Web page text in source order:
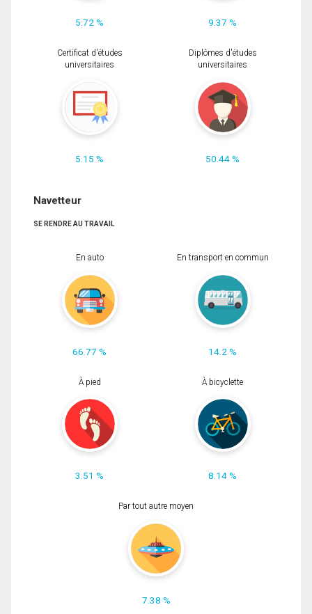
5.72 % 9.37 %
Certificat d'études
universitaires
5.15 %
Diplômes d'études
universitaires
50.44 %
Navetteur
SE RENDRE AU TRAVAIL
En auto
66.77 %
En transport en commun
14.2 %
À pied
3.51 %
À bicyclette
8.14 %
Par tout autre moyen
7.38 %